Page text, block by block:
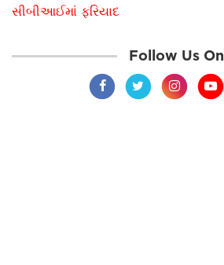
સીબીઆઈમાં ફરિયાદ
Follow Us On